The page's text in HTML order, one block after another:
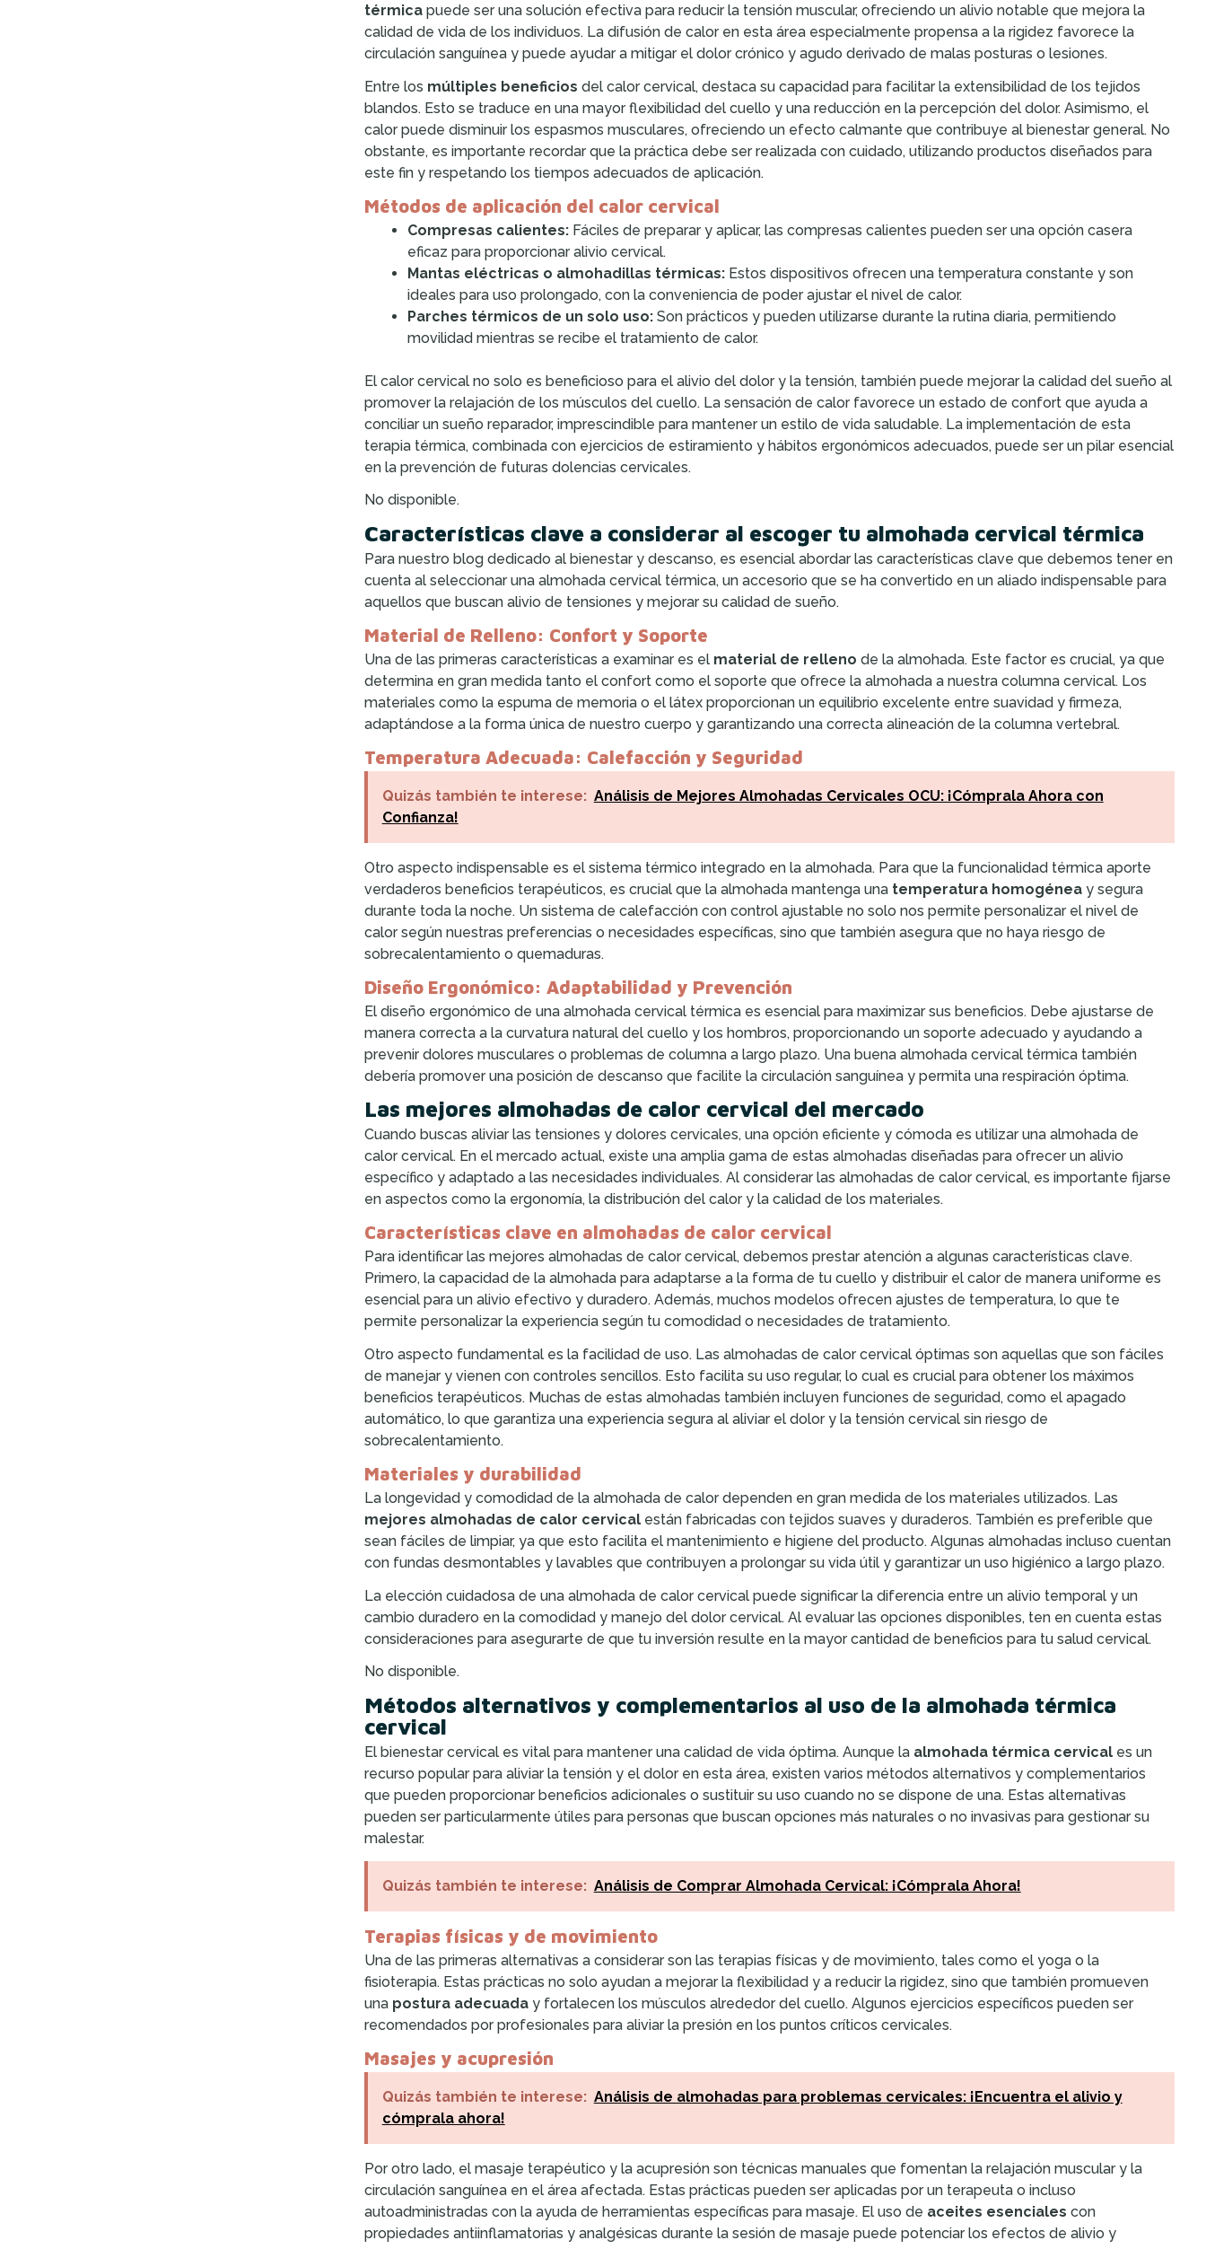
térmicapuede ser una solución efectiva para reducir la tensión muscular, ofreciendo un alivio notable que mejora la
calidad de vida de los individuos. La difusión de calor en esta área especialmente propensa a la rigidez favorece la
circulación sanguínea y puede ayudar a mitigar el dolor crónico y agudo derivado de malas posturas o lesiones.
Entre los múltiples beneficios del calor cervical, destaca su capacidad para facilitar la extensibilidad de los tejidos
blandos. Esto se traduce en una mayor flexibilidad del cuello y una reducción en la percepción del dolor. Asimismo, el
calor puede disminuir los espasmos musculares, ofreciendo un efecto calmante que contribuye al bienestar general. No
obstante, es importante recordar que la práctica debe ser realizada con cuidado, utilizando productos diseñados para
este fin y respetando los tiempos adecuados de aplicación.
Métodos de aplicación del calor cervical
Compresas calientes:Fáciles de preparar y aplicar, las compresas calientes pueden ser una opción casera
eficaz para proporcionar alivio cervical.
Mantas eléctricas o almohadillas térmicas:Estos dispositivos ofrecen una temperatura constante y son
ideales para uso prolongado, con la conveniencia de poder ajustar el nivel de calor.
Parches térmicos de un solo uso:Son prácticos y pueden utilizarse durante la rutina diaria, permitiendo
movilidad mientras se recibe el tratamiento de calor.
El calor cervical no solo es beneficioso para el alivio del dolor y la tensión, también puede mejorar la calidad del sueño al
promover la relajación de los músculos del cuello. La sensación de calor favorece un estado de confort que ayuda a
conciliar un sueño reparador, imprescindible para mantener un estilo de vida saludable. La implementación de esta
terapia térmica, combinada con ejercicios de estiramiento y hábitos ergonómicos adecuados, puede ser un pilar esencial
en la prevención de futuras dolencias cervicales.
No disponible.
Características clave a considerar al escoger tu almohada cervical térmica
Para nuestro blog dedicado al bienestar y descanso, es esencial abordar las características clave que debemos tener en
cuenta al seleccionar una almohada cervical térmica, un accesorio que se ha convertido en un aliado indispensable para
aquellos que buscan alivio de tensiones y mejorar su calidad de sueño.
Material de Relleno: Confort y Soporte
Una de las primeras características a examinar es el material de relleno de la almohada. Este factor es crucial, ya que
determina en gran medida tanto el confort como el soporte que ofrece la almohada a nuestra columna cervical. Los
materiales como la espuma de memoria o el látex proporcionan un equilibrio excelente entre suavidad y firmeza,
adaptándose a la forma única de nuestro cuerpo y garantizando una correcta alineación de la columna vertebral.
Temperatura Adecuada: Calefacción y Seguridad
Quizás también te interese: Análisis de Mejores Almohadas Cervicales OCU: ¡Cómprala Ahora con
Confianza!
Otro aspecto indispensable es el sistema térmico integrado en la almohada. Para que la funcionalidad térmica aporte
verdaderos beneficios terapéuticos, es crucial que la almohada mantenga una temperatura homogéneay segura
durante toda la noche. Un sistema de calefacción con control ajustable no solo nos permite personalizar el nivel de
calor según nuestras preferencias o necesidades específicas, sino que también asegura que no haya riesgo de
sobrecalentamiento o quemaduras.
Diseño Ergonómico: Adaptabilidad y Prevención
El diseño ergonómico de una almohada cervical térmica es esencial para maximizar sus beneficios. Debe ajustarse de
manera correcta a la curvatura natural del cuello y los hombros, proporcionando un soporte adecuado y ayudando a
prevenir dolores musculares o problemas de columna a largo plazo. Una buena almohada cervical térmica también
debería promover una posición de descanso que facilite la circulación sanguínea y permita una respiración óptima.
Las mejores almohadas de calor cervical del mercado
Cuando buscas aliviar las tensiones y dolores cervicales, una opción eficiente y cómoda es utilizar una almohada de
calor cervical. En el mercado actual, existe una amplia gama de estas almohadas diseñadas para ofrecer un alivio
específico y adaptado a las necesidades individuales. Al considerar las almohadas de calor cervical, es importante fijarse
en aspectos como la ergonomía, la distribución del calor y la calidad de los materiales.
Características clave en almohadas de calor cervical
Para identificar las mejores almohadas de calor cervical, debemos prestar atención a algunas características clave.
Primero, la capacidad de la almohada para adaptarse a la forma de tu cuello y distribuir el calor de manera uniforme es
esencial para un alivio efectivo y duradero. Además, muchos modelos ofrecen ajustes de temperatura, lo que te
permite personalizar la experiencia según tu comodidad o necesidades de tratamiento.
Otro aspecto fundamental es la facilidad de uso. Las almohadas de calor cervical óptimas son aquellas que son fáciles
de manejar y vienen con controles sencillos. Esto facilita su uso regular, lo cual es crucial para obtener los máximos
beneficios terapéuticos. Muchas de estas almohadas también incluyen funciones de seguridad, como el apagado
automático, lo que garantiza una experiencia segura al aliviar el dolor y la tensión cervical sin riesgo de
sobrecalentamiento.
Materiales y durabilidad
La longevidad y comodidad de la almohada de calor dependen en gran medida de los materiales utilizados. Las
mejores almohadas de calor cervicalestán fabricadas con tejidos suaves y duraderos. También es preferible que
sean fáciles de limpiar, ya que esto facilita el mantenimiento e higiene del producto. Algunas almohadas incluso cuentan
con fundas desmontables y lavables que contribuyen a prolongar su vida útil y garantizar un uso higiénico a largo plazo.
La elección cuidadosa de una almohada de calor cervical puede significar la diferencia entre un alivio temporal y un
cambio duradero en la comodidad y manejo del dolor cervical. Al evaluar las opciones disponibles, ten en cuenta estas
consideraciones para asegurarte de que tu inversión resulte en la mayor cantidad de beneficios para tu salud cervical.
No disponible.
Métodos alternativos y complementarios al uso de la almohada térmica
cervical
El bienestar cervical es vital para mantener una calidad de vida óptima. Aunque la almohada térmica cervicales un
recurso popular para aliviar la tensión y el dolor en esta área, existen varios métodos alternativos y complementarios
que pueden proporcionar beneficios adicionales o sustituir su uso cuando no se dispone de una. Estas alternativas
pueden ser particularmente útiles para personas que buscan opciones más naturales o no invasivas para gestionar su
malestar.
Quizás también te interese: Análisis de Comprar Almohada Cervical: ¡Cómprala Ahora!
Terapias físicas y de movimiento
Una de las primeras alternativas a considerar son las terapias físicas y de movimiento, tales como el yoga o la
fisioterapia. Estas prácticas no solo ayudan a mejorar la flexibilidad y a reducir la rigidez, sino que también promueven
una postura adecuaday fortalecen los músculos alrededor del cuello. Algunos ejercicios específicos pueden ser
recomendados por profesionales para aliviar la presión en los puntos críticos cervicales.
Masajes y acupresión
Quizás también te interese: Análisis de almohadas para problemas cervicales: ¡Encuentra el alivio y
cómprala ahora!
Por otro lado, el masaje terapéutico y la acupresión son técnicas manuales que fomentan la relajación muscular y la
circulación sanguínea en el área afectada. Estas prácticas pueden ser aplicadas por un terapeuta o incluso
autoadministradas con la ayuda de herramientas específicas para masaje. El uso de aceites esenciales con
propiedades antiinflamatorias y analgésicas durante la sesión de masaje puede potenciar los efectos de alivio y